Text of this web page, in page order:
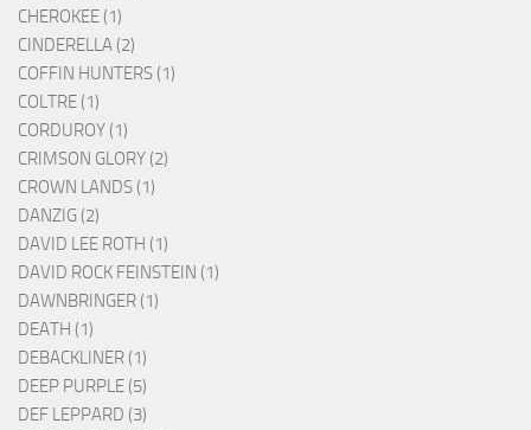
CHEROKEE (1)
CINDERELLA (2)
COFFIN HUNTERS (1)
COLTRE (1)
CORDUROY (1)
CRIMSON GLORY (2)
CROWN LANDS (1)
DANZIG (2)
DAVID LEE ROTH (1)
DAVID ROCK FEINSTEIN (1)
DAWNBRINGER (1)
DEATH (1)
DEBACKLINER (1)
DEEP PURPLE (5)
DEF LEPPARD (3)